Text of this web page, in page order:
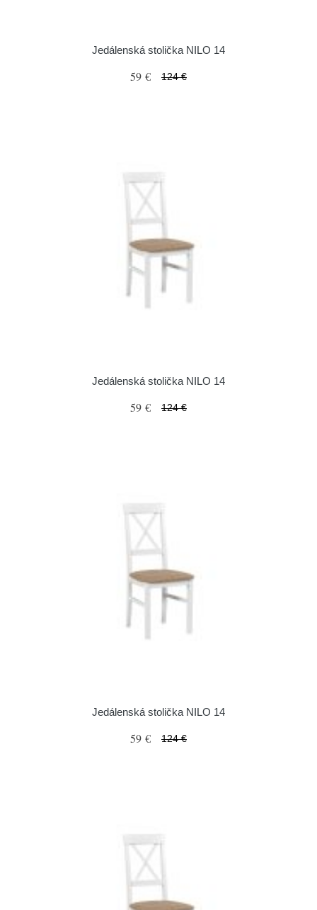
Jedálenská stolička NILO 14
59 € 124 €
Jedálenská stolička NILO 14
59 € 124 €
Jedálenská stolička NILO 14
59 € 124 €